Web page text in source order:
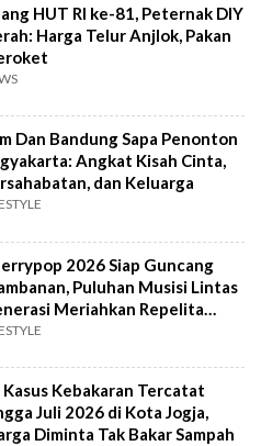
HUT RI ke-81, Peternak DIY
Harga Telur Anjlok, Pakan
Dan Bandung Sapa Penonton
Angkat Kisah Cinta,
dan Keluarga
2026 Siap Guncang
Puluhan Musisi Lintas
Meriahkan Repelita
Kasus Kebakaran Tercatat
Juli 2026 di Kota Jogja,
Diminta Tak Bakar Sampah